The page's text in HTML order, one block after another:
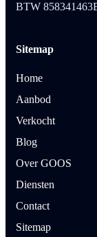
BTW
Sitemap
Home
Aanbod
Verkocht
Blog
Over GOOS
Diensten
Contact
Sitemap